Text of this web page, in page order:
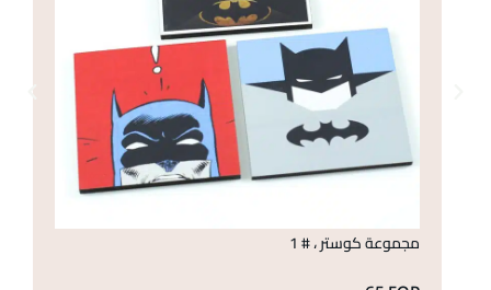
مجموعة كوستر ، # 1